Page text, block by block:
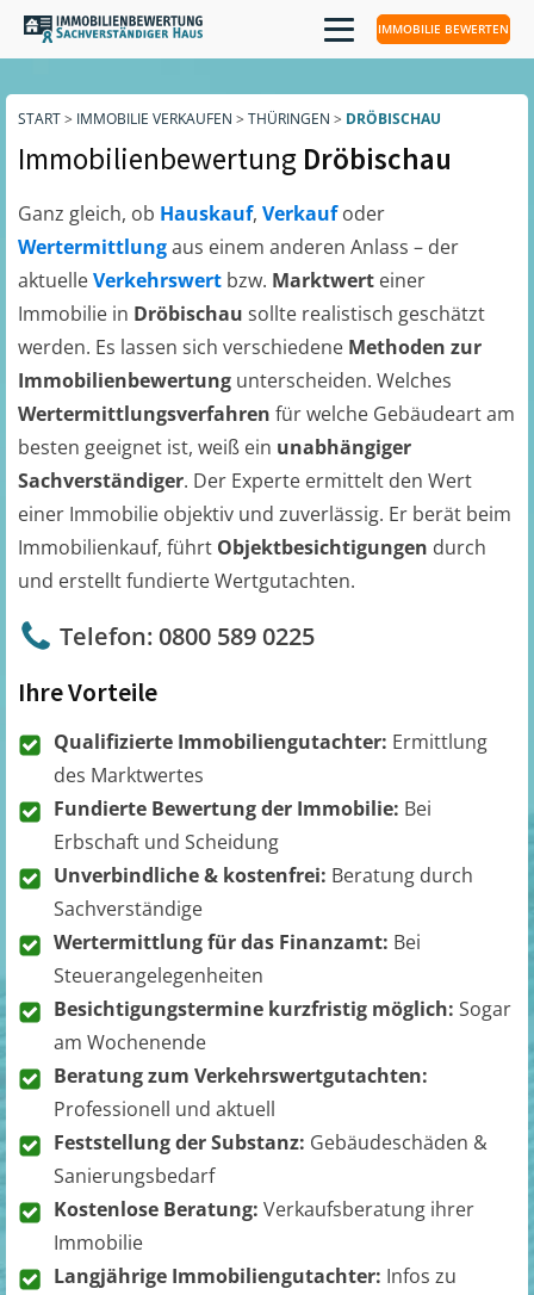
IMMOBILIE BEWERTEN
START> IMMOBILIE VERKAUFEN > THÜRINGEN > DRÖBISCHAU
Immobilienbewertung Dröbischau
Ganz gleich, ob Hauskauf, Verkaufoder
Wertermittlungaus einem anderen Anlass – der
aktuelleVerkehrswert bzw. Marktwert einer
Immobilie in Dröbischau sollte realistisch geschätzt
werden. Es lassen sich verschiedene Methoden zur
Immobilienbewertung unterscheiden. Welches
Wertermittlungsverfahren für welche Gebäudeart am
besten geeignet ist, weiß ein unabhängiger
Sachverständiger. Der Experte ermittelt den Wert
einer Immobilie objektiv und zuverlässig. Er berät beim
Immobilienkauf, führt Objektbesichtigungen durch
und erstellt fundierte Wertgutachten.
Telefon: 0800 589 0225
Ihre Vorteile
Qualifizierte Immobiliengutachter: Ermittlung
des Marktwertes
Fundierte Bewertung der Immobilie: Bei
Erbschaft und Scheidung
Unverbindliche & kostenfrei: Beratung durch
Sachverständige
Wertermittlung für das Finanzamt: Bei
Steuerangelegenheiten
Besichtigungstermine kurzfristig möglich: Sogar
am Wochenende
Beratung zum Verkehrswertgutachten:
Professionell und aktuell
Feststellung der Substanz: Gebäudeschäden &
Sanierungsbedarf
Kostenlose Beratung: Verkaufsberatung ihrer
Immobilie
Langjährige Immobiliengutachter: Infos zu